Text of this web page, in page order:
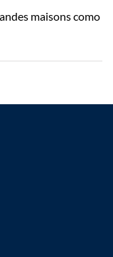
maisons como